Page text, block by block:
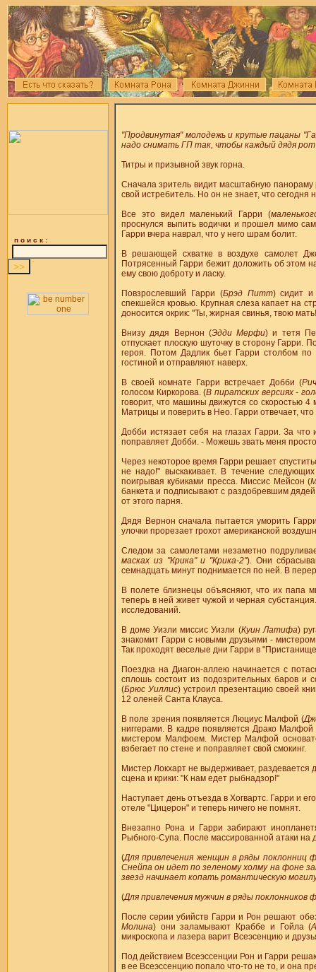
п о и с к :
"Продвинутая" молодежь и крутые пацаны
надо снимать ГП так, чтобы каждый дядя
Титры и призывной звук горна.
Сначала зритель видит масштабную
свой истребитель. Но он не знает, что сегодня
Все это видел маленький Гарри (
проснулся выпить водички и прошел мимо
Гарри вчера наврал, что у него шрам болит.
В решающей схватке в воздухе самолет
Потрясенный Гарри бежит доложить об этом
ему свою доброту и ласку.
Повзрослевший Гарри (Брэд Питт) сидит и
спекшейся кровью. Крупная слеза капает на
доносится окрик: "Ты, жирная свинья, твою
Внизу дядя Вернон (Эдди Мерфи) и тетя
отпускает плоскую шуточку в сторону Гарри.
героя. Потом Дадлик бьет Гарри столбом
гостиной и отправляют наверх.
В своей комнате Гарри встречает Добби (
голосом Киркорова. (В пиратских версиях -
говорит, что машины движутся со скоростью 4
Матрицы и поверить в Нео. Гарри отвечает,
Добби истязает себя на глазах Гарри. За
поправляет Добби. - Можешь звать меня
Через некоторое время Гарри решает
не надо!" выскакивает. В течение
поигрывая кубиками пресса. Миссис Мейсон (
банкета и подписывают с раздобревшим
от этого парня.
Дядя Вернон сначала пытается уморить
улочки прорезает грохот американской
Следом за самолетами незаметно
масках из "Крика" и "Крика-2"). Они
семнадцать минут поднимается по ней. В
В полете близнецы объясняют, что их папа
теперь в ней живет чужой и черная
исследований.
В доме Уизли миссис Уизли (Куин Латифа)
знакомит Гарри с новыми друзьями -
Так проходят веселые дни Гарри в
Поездка на Диагон-аллею начинается с
сплошь состоит из подозрительных баров и
(Брюс Уиллис) устроил презентацию своей
12 оленей Санта Клауса.
В поле зрения появляется Люциус Малфой (
ниггерами. В кадре появляется Драко Малфой
мистером Малфоем. Мистер Малфой
взбегает по стене и поправляет свой смокинг.
Мистер Локхарт не выдерживает, раздевается
сцена и крики: "К нам едет рыбнадзор!"
Наступает день отъезда в Хогвартс. Гарри и
отеле "Цицерон" и теперь ничего не помнят.
Внезапно Рона и Гарри забирают
Рыбного-Супа. После массированной атаки
(Для привлечения женщин в ряды поклонниц
Снейпа он идет по зеленому холму на фоне
звезд начинает копать романтическую
(Для привлечения мужчин в ряды
После серии убийств Гарри и Рон решают
Молина) они заламывают Краббе и Гойла (
микроскопа и лазера варит Всеэсенцию и
Под действием Всеэссенции Рон и Гарри
в ее Всеэссенцию попало что-то не то, и она